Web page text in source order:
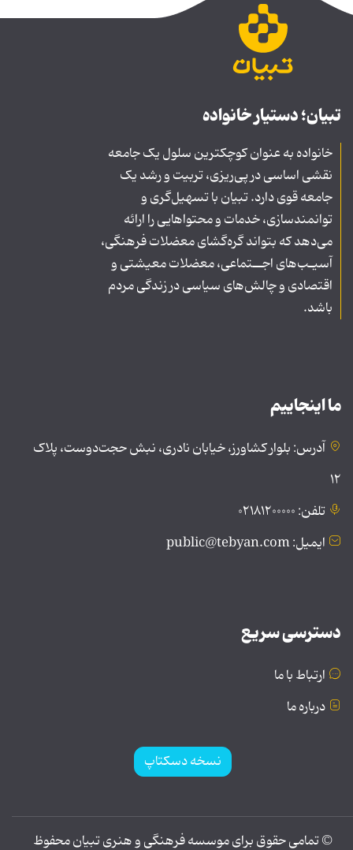
تبیان؛ دستیار خانواده
خانواده به عنوان کوچکترین سلول یک جامعه
نقشی اساسی در پی‌ریزی، تربیت و رشد یک
جامعه قوی دارد. تبیان با تسهیل‌گری و
توانمندسازی، خدمات و محتواهایی را ارائه
می‌دهد که بتواند گره‌گشای معضلات فرهنگی،
آسیـب‌های اجــتماعی، معضلات معیشتی و
اقتصادی و چالش‌های سیاسی در زندگی مردم
باشد.
ما اینجاییم
آدرس: بلوار کشاورز، خیابان نادری، نبش حجت‌دوست، پلاک
۱۲
تلفن: ۰۲۱۸۱۲۰۰۰۰۰
ایمیل: public@tebyan.com
دسترسی سریع
ارتباط با ما
درباره ما
نسخه دسکتاپ
© تمامی حقوق برای موسسه فرهنگی و هنری تبیان محفوظ